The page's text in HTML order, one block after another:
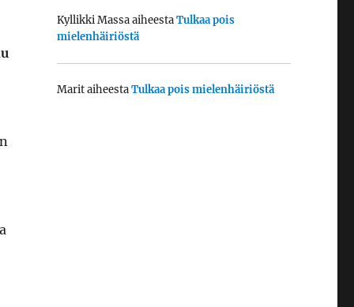
Kyllikki MassaaiheestaTulkaa pois
mielenhäiriöstä
MaritaiheestaTulkaa pois mielenhäiriöstä